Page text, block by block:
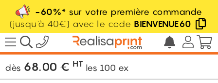
-60%* sur votre première commande
(jusqu'à 40€) avec le code BIENVENUE60
/ Bureautique / Calendrier / Calendrier
découpe à la forme
dès 68.00 € HT les 100 ex